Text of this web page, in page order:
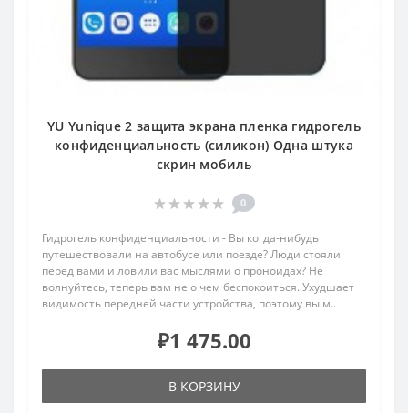
YU Yunique 2 защита экрана пленка гидрогель
конфиденциальность (силикон) Одна штука
скрин мобиль
0
Гидрогель конфиденциальности - Вы когда-нибудь
путешествовали на автобусе или поезде? Люди стояли
перед вами и ловили вас мыслями о проноидах? Не
волнуйтесь, теперь вам не о чем беспокоиться. Ухудшает
видимость передней части устройства, поэтому вы м..
₽1 475.00
В КОРЗИНУ